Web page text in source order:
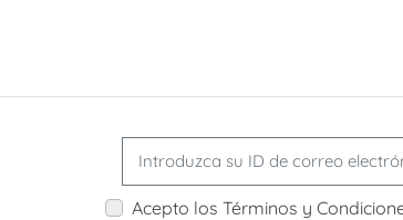
Acepto los Términos y